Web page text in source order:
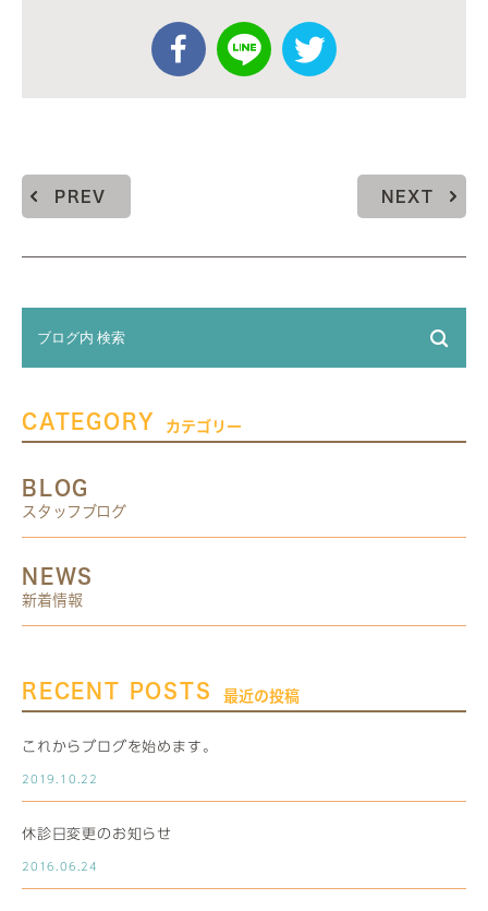
PREV NEXT
CATEGORY カテゴリー
BLOG
スタッフブログ
NEWS
新着情報
RECENT POSTS 最近の投稿
これからブログを始めます。
2019.10.22
休診日変更のお知らせ
2016.06.24